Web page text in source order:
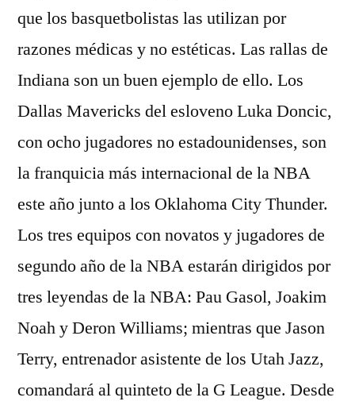
que los basquetbolistas las utilizan por
razones médicas y no estéticas. Las rallas de
Indiana son un buen ejemplo de ello. Los
Dallas Mavericks del esloveno Luka Doncic,
con ocho jugadores no estadounidenses, son
la franquicia más internacional de la NBA
este año junto a los Oklahoma City Thunder.
Los tres equipos con novatos y jugadores de
segundo año de la NBA estarán dirigidos por
tres leyendas de la NBA: Pau Gasol, Joakim
Noah y Deron Williams; mientras que Jason
Terry, entrenador asistente de los Utah Jazz,
comandará al quinteto de la G League. Desde